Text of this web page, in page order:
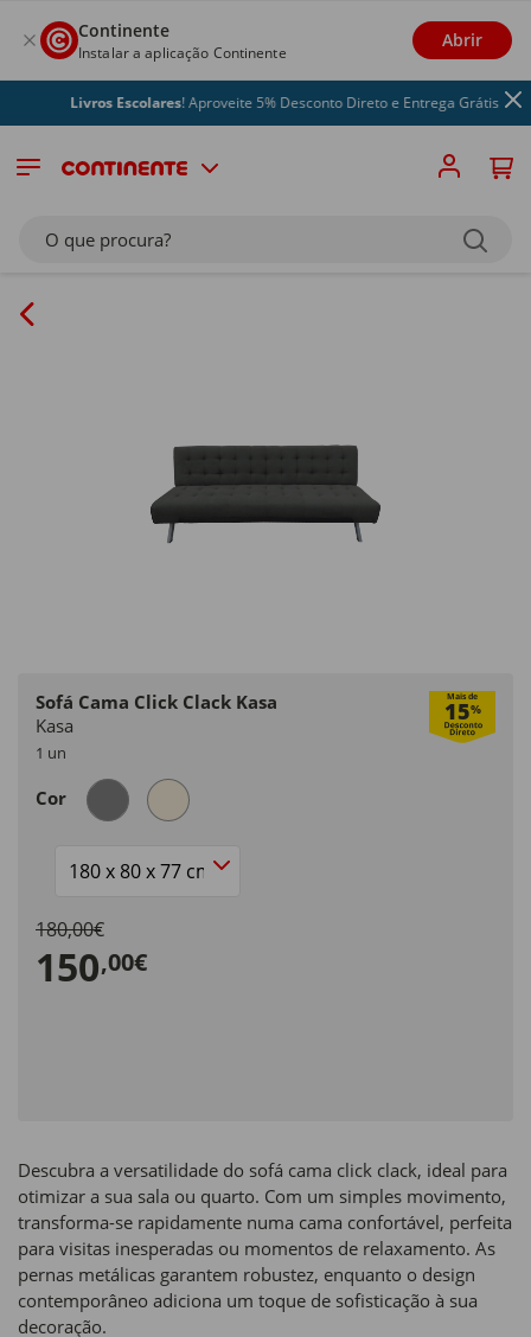
Continente
Instalar a aplicação Continente
Abrir
Livros Escolares! Aproveite 5% Desconto Direto e Entrega Grátis
O que procura?
Sofá Cama Click Clack Kasa Mais de
15%
Kasa
1 un
Cor
Tamanho
180,00€
150,00€
Descubra a versatilidade do sofá cama click clack, ideal para
otimizar a sua sala ou quarto. Com um simples movimento,
transforma-se rapidamente numa cama confortável, perfeita
para visitas inesperadas ou momentos de relaxamento. As
pernas metálicas garantem robustez, enquanto o design
contemporâneo adiciona um toque de sofisticação à sua
decoração.